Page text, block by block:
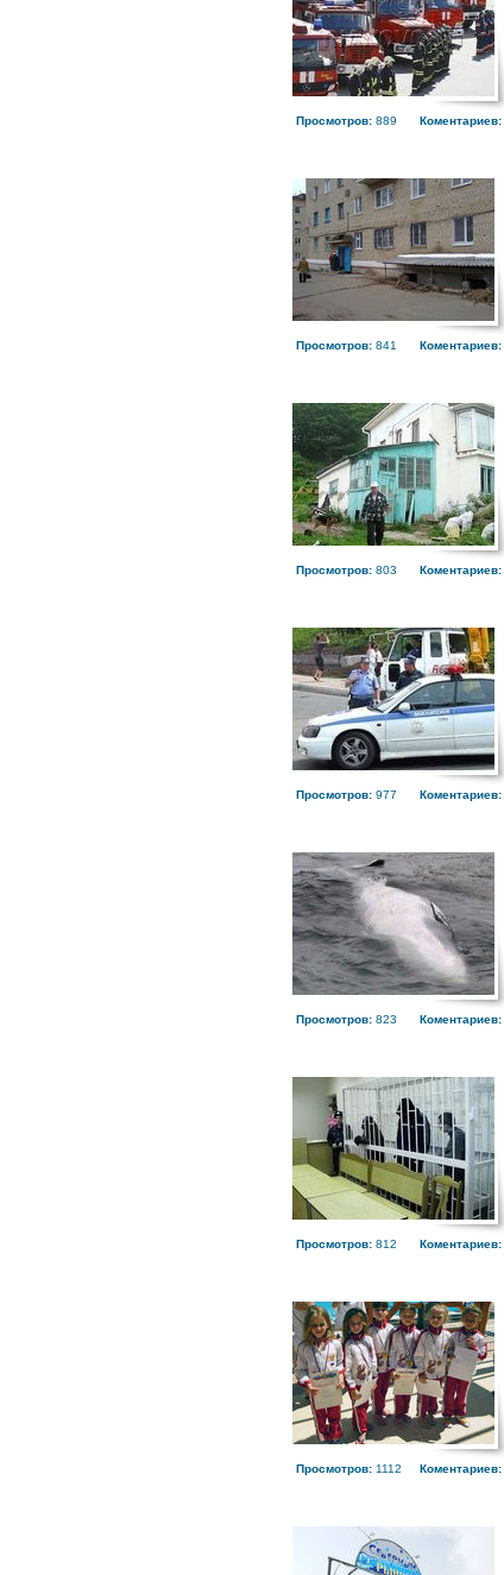
Просмотров: 889 Коментариев:
Просмотров: 841 Коментариев:
Просмотров: 803 Коментариев:
Просмотров: 977 Коментариев:
Просмотров: 823 Коментариев:
Просмотров: 812 Коментариев:
Просмотров: 1112 Коментариев: